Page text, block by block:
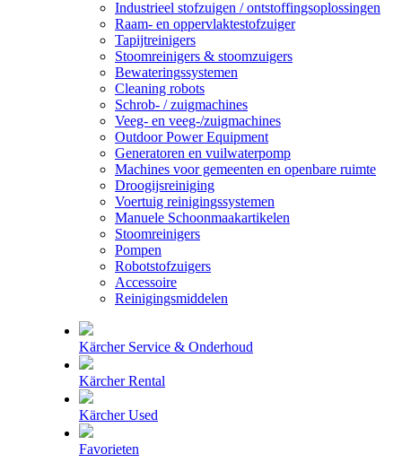
Industrieel stofzuigen / ontstoffingsoplossingen
Raam- en oppervlaktestofzuiger
Tapijtreinigers
Stoomreinigers & stoomzuigers
Bewateringssystemen
Cleaning robots
Schrob- / zuigmachines
Veeg- en veeg-/zuigmachines
Outdoor Power Equipment
Generatoren en vuilwaterpomp
Machines voor gemeenten en openbare ruimte
Droogijsreiniging
Voertuig reinigingssystemen
Manuele Schoonmaakartikelen
Stoomreinigers
Pompen
Robotstofzuigers
Accessoire
Reinigingsmiddelen
Kärcher Service & Onderhoud
Kärcher Rental
Kärcher Used
Favorieten